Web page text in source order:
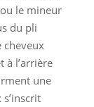
le mineur
du pli
cheveux
à l’arrière
une